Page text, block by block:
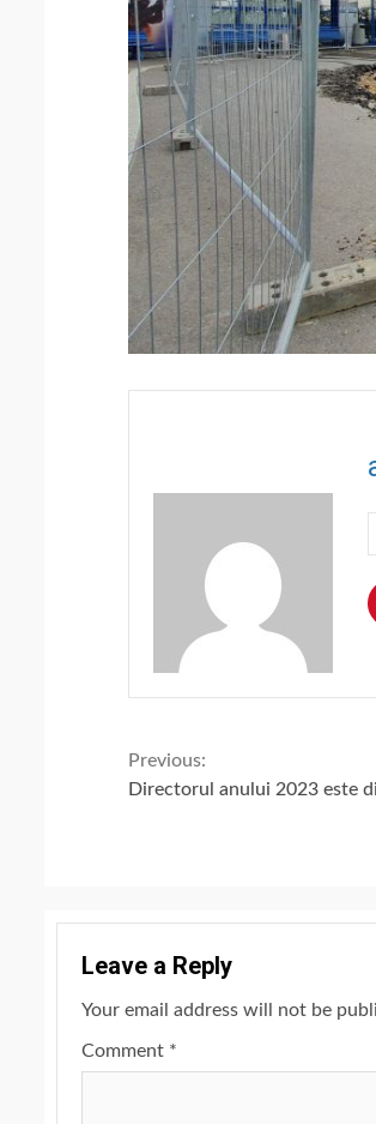
Continue
Previous:
Directorul anului 2023 este
Leave a Reply
Your email address will not be
Comment *